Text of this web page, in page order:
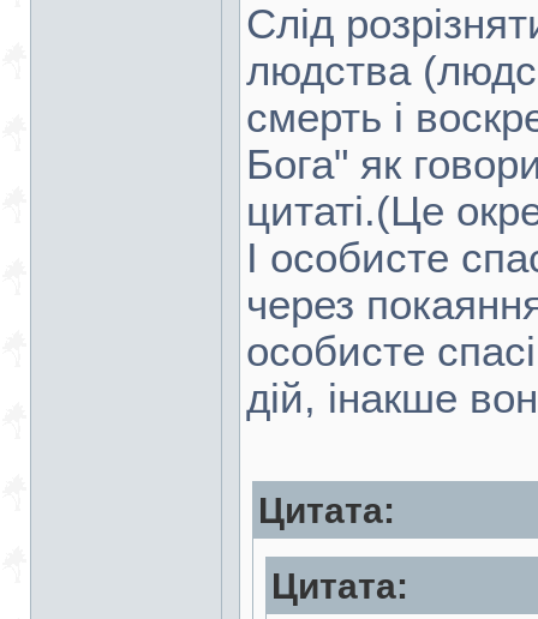
Слід
людства
смерть і
Бога" як
цитаті.(Це
І особисте
через
особисте
дій, інакше
Цитата:
Цитата: